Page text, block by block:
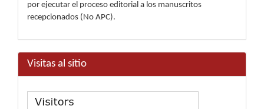
por ejecutar el proceso editorial a los manuscritos
recepcionados (No APC).
Visitas al sitio